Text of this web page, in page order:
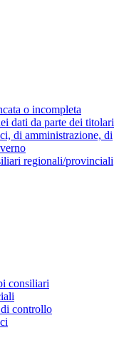
o incompleta
dati da parte dei titolari
di amministrazione, di
regionali/provinciali
consiliari
controllo